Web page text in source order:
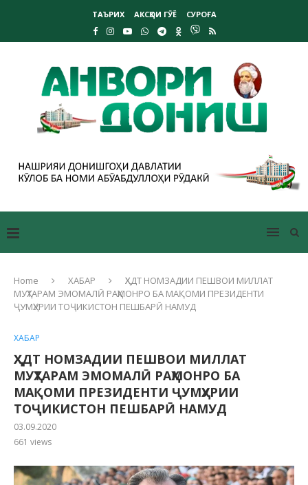
ТАЪРИХ АКСҲОИ ГӮЁ СУРОҒА
Home ХАБАР
ҲХДТ НОМЗАДИИ ПЕШВОИ МИЛЛАТ
МУҲТАРАМ ЭМОМАЛӢ РАҲМОНРО БА МАҚОМИ ПРЕЗИДЕНТИ
ҶУМҲУРИИ ТОҶИКИСТОН ПЕШБАРӢ НАМУД
ХАБАР
ҲХДТ НОМЗАДИИ ПЕШВОИ МИЛЛАТ
МУҲТАРАМ ЭМОМАЛӢ РАҲМОНРО БА
МАҚОМИ ПРЕЗИДЕНТИ ҶУМҲУРИИ
ТОҶИКИСТОН ПЕШБАРӢ НАМУД
03.09.2020
661 views